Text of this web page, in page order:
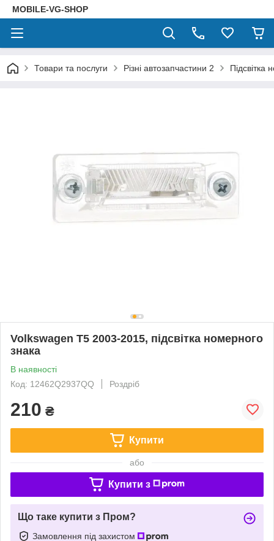
MOBILE-VG-SHOP
Товари та послуги Різні автозапчастини 2 Підсвітка
Volkswagen T5 2003-2015, підсвітка номерного
знака
В наявності
Код: 12462Q2937QQ
Роздріб
210 ₴
Купити
або
Купити з
Що таке купити з Пром?
Замовлення під захистом